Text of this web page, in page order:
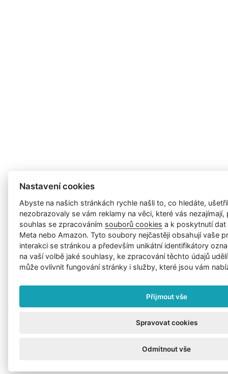
Nastavení cookies
Abyste na našich stránkách rychle našli to, co hledáte,
nezobrazovaly se vám reklamy na věci, které vás
souhlas se zpracováním souborů cookies a k poskytnutí
Meta nebo Amazon. Tyto soubory nejčastěji obsahují vaše
interakci se stránkou a především unikátní identifikátory
na vaší volbě jaké souhlasy, ke zpracování těchto údajů
může ovlivnit fungování stránky i služby, které jsou vám
Přijmout vše
Spravovat cookies
Odmítnout vše